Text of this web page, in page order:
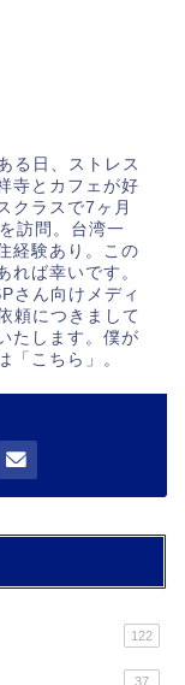
る日、ストレス
寺とカフェが好
クラスで7ヶ月
訪問。台湾一
経験あり。この
れば幸いです。
さん向けメディ
頼につきまして
たします。僕が
「 こちら 」。
122
37